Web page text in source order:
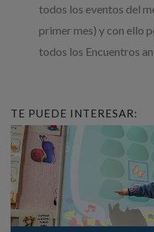
todos los eventos del
primer mes) y con ello
todos los Encuentros
TE PUEDE INTERESAR: